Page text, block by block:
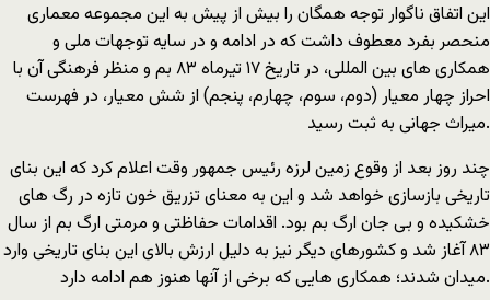
این اتفاق ناگوار توجه همگان را بیش از پیش به این مجموعه معماری
منحصر بفرد معطوف داشت که در ادامه و در سایه توجهات ملی و
همکاری های بین ‌المللی، در تاریخ ۱۷ تیرماه ۸۳ بم و منظر فرهنگی آن با
احراز چهار معیار (دوم، سوم، چهارم، پنجم) از شش معیار، در فهرست
میراث جهانی به ثبت رسید.
چند روز بعد از وقوع زمین لرزه رئیس جمهور وقت اعلام کرد که این بنای
تاریخی بازسازی خواهد شد و این به معنای تزریق خون تازه در رگ های
خشکیده و بی جان ارگ بم بود. اقدامات حفاظتی و مرمتی ارگ بم از سال
۸۳ آغاز شد و کشورهای دیگر نیز به دلیل ارزش بالای این بنای تاریخی وارد
میدان شدند؛ همکاری هایی که برخی از آنها هنوز هم ادامه دارد.